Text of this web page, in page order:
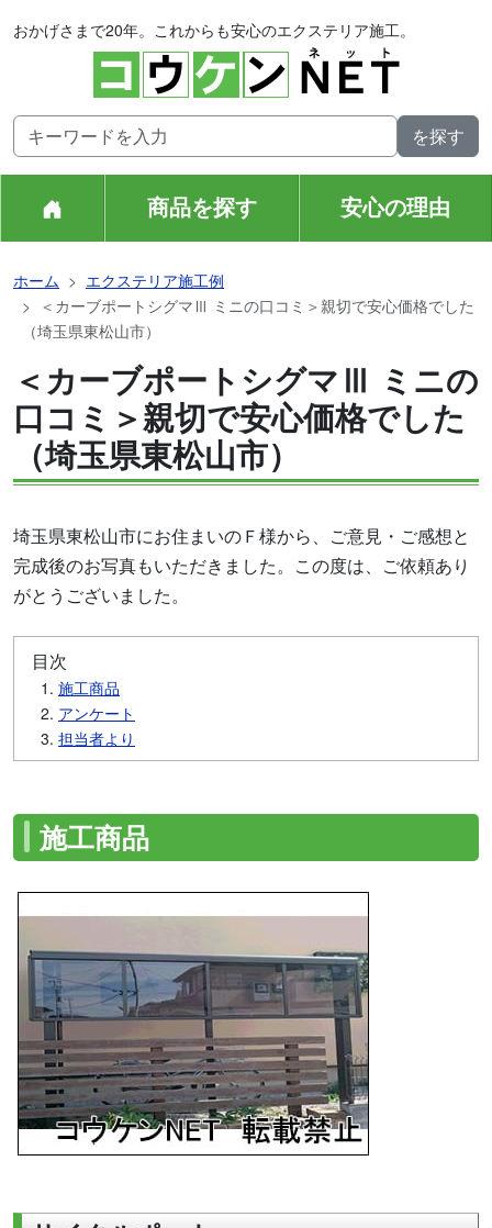
おかげさまで20年。これからも安心のエクステリア施工。
商品を探す 安心の理由
ホーム
エクステリア施工例
＜カーブポートシグマⅢ ミニの口コミ＞親切で安心価格でした
（埼玉県東松山市）
＜カーブポートシグマⅢ ミニの
口コミ＞親切で安心価格でした
（埼玉県東松山市）
埼玉県東松山市にお住まいのＦ様から、ご意見・ご感想と
完成後のお写真もいただきました。この度は、ご依頼あり
がとうございました。
目次
施工商品
アンケート
担当者より
施工商品